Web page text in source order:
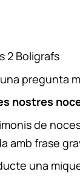
2 Boligrafs
pregunta
nostres
de
amb frase
una